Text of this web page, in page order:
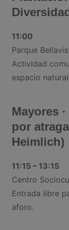
11:00
Parque
Actividad
espacio
Mayores
por
Heimlich)
11:15 – 13:15
Centro
Entrada libre
aforo.